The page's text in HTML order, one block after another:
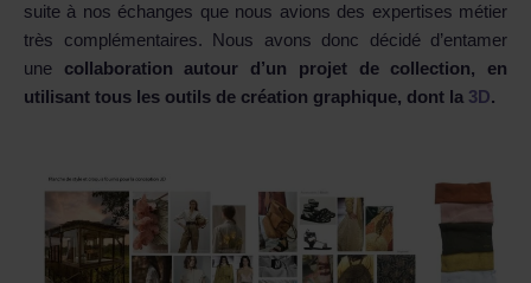
suite à nos échanges que nous avions des expertises métier
très complémentaires. Nous avons donc décidé d’entamer
une collaboration autour d’un projet de collection, en
utilisant tous les outils de création graphique, dont la 3D.